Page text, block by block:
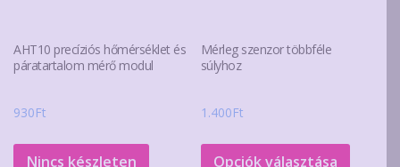
AHT10 precíziós hőmérséklet és
páratartalom mérő modul
930Ft
Nincs készleten
Mérleg szenzor többféle
súlyhoz
1.400Ft
Opciók választása
Ennek